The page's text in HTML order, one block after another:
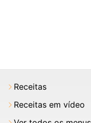
Receitas
Receitas em vídeo